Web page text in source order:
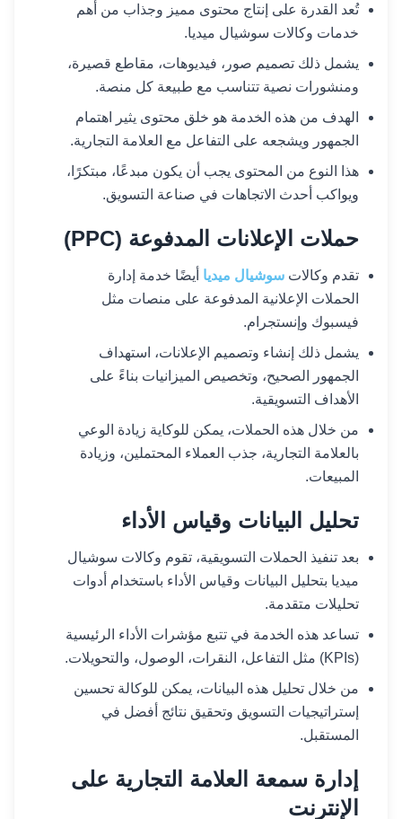
تُعد القدرة على إنتاج محتوى مميز وجذاب من أهم
خدمات وكالات سوشيال ميديا.
يشمل ذلك تصميم صور، فيديوهات، مقاطع قصيرة،
ومنشورات نصية تتناسب مع طبيعة كل منصة.
الهدف من هذه الخدمة هو خلق محتوى يثير اهتمام
الجمهور ويشجعه على التفاعل مع العلامة التجارية.
هذا النوع من المحتوى يجب أن يكون مبدعًا، مبتكرًا،
ويواكب أحدث الاتجاهات في صناعة التسويق.
حملات الإعلانات المدفوعة (PPC)
تقدم وكالات سوشيال ميديا أيضًا خدمة إدارة
الحملات الإعلانية المدفوعة على منصات مثل
فيسبوك وإنستجرام.
يشمل ذلك إنشاء وتصميم الإعلانات، استهداف
الجمهور الصحيح، وتخصيص الميزانيات بناءً على
الأهداف التسويقية.
من خلال هذه الحملات، يمكن للوكاية زيادة الوعي
بالعلامة التجارية، جذب العملاء المحتملين، وزيادة
المبيعات.
تحليل البيانات وقياس الأداء
بعد تنفيذ الحملات التسويقية، تقوم وكالات سوشيال
ميديا بتحليل البيانات وقياس الأداء باستخدام أدوات
تحليلات متقدمة.
تساعد هذه الخدمة في تتبع مؤشرات الأداء الرئيسية
(KPIs) مثل التفاعل، النقرات، الوصول، والتحويلات.
من خلال تحليل هذه البيانات، يمكن للوكالة تحسين
إستراتيجيات التسويق وتحقيق نتائج أفضل في
المستقبل.
إدارة سمعة العلامة التجارية على
الإنترنت